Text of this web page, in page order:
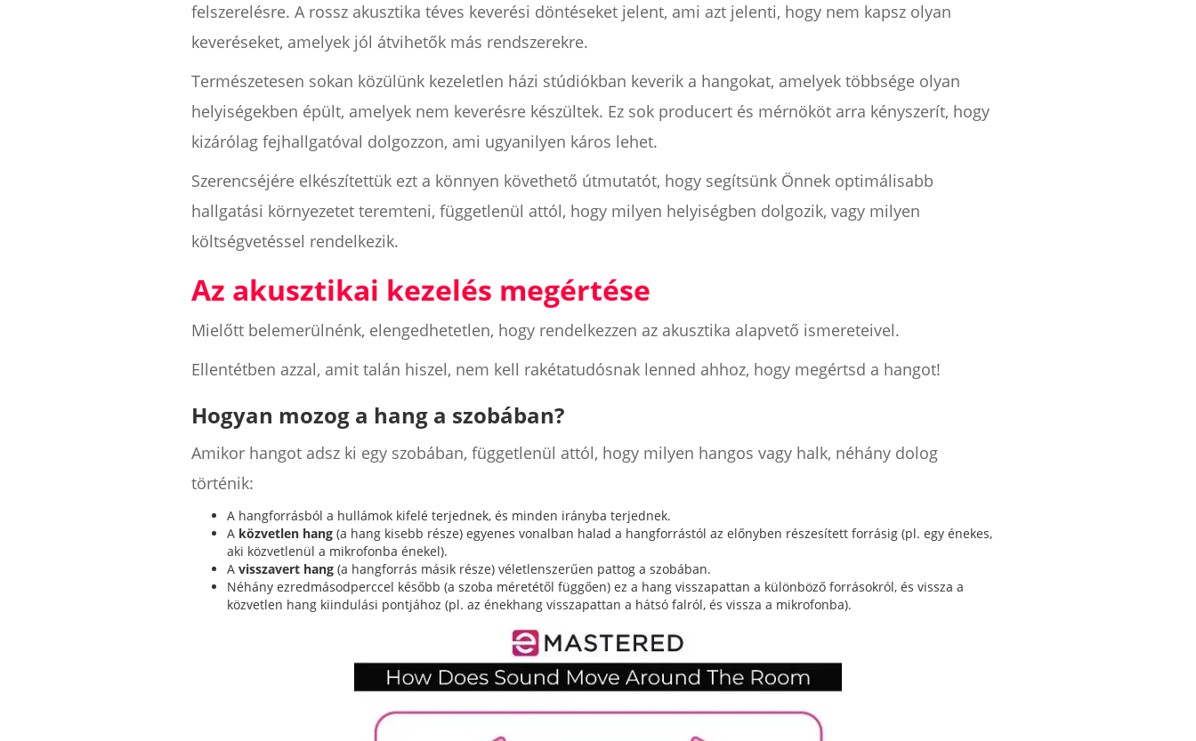
felszerelésre. A rossz akusztika téves keverési döntéseket jelent, ami azt jelenti, hogy nem kapsz olyan
keveréseket, amelyek jól átvihetők más rendszerekre.
Természetesen sokan közülünk kezeletlen házi stúdiókban keverik a hangokat, amelyek többsége olyan
helyiségekben épült, amelyek nem keverésre készültek. Ez sok producert és mérnököt arra kényszerít, hogy
kizárólag fejhallgatóval dolgozzon, ami ugyanilyen káros lehet.
Szerencséjére elkészítettük ezt a könnyen követhető útmutatót, hogy segítsünk Önnek optimálisabb
hallgatási környezetet teremteni, függetlenül attól, hogy milyen helyiségben dolgozik, vagy milyen
költségvetéssel rendelkezik.
Az akusztikai kezelés megértése
Mielőtt belemerülnénk, elengedhetetlen, hogy rendelkezzen az akusztika alapvető ismereteivel.
Ellentétben azzal, amit talán hiszel, nem kell rakétatudósnak lenned ahhoz, hogy megértsd a hangot!
Hogyan mozog a hang a szobában?
Amikor hangot adsz ki egy szobában, függetlenül attól, hogy milyen hangos vagy halk, néhány dolog
történik:
A hangforrásból a hullámok kifelé terjednek, és minden irányba terjednek.
A közvetlen hang (a hang kisebb része) egyenes vonalban halad a hangforrástól az előnyben részesített forrásig (pl. egy énekes,
aki közvetlenül a mikrofonba énekel).
Avisszavert hang (a hangforrás másik része) véletlenszerűen pattog a szobában.
Néhány ezredmásodperccel később (a szoba méretétől függően) ez a hang visszapattan a különböző forrásokról, és vissza a
közvetlen hang kiindulási pontjához (pl. az énekhang visszapattan a hátsó falról, és vissza a mikrofonba).